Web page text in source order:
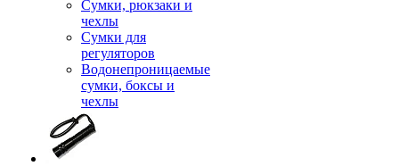
Сумки, рюкзаки и
чехлы
Сумки для
регуляторов
Водонепроницаемые
сумки, боксы и
чехлы